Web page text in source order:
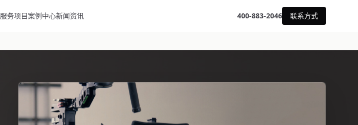
服务项目案例中心新闻资讯 400-883-2046 联系方式